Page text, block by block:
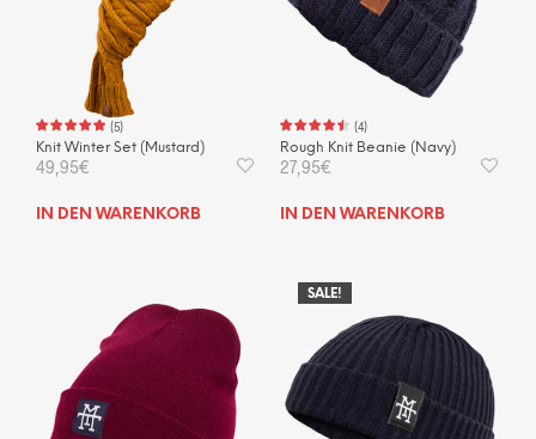
(5)
Knit Winter Set (Mustard)
49,95€
IN DEN WARENKORB
(4)
Rough Knit Beanie (Navy)
27,95€
IN DEN WARENKORB
SALE!